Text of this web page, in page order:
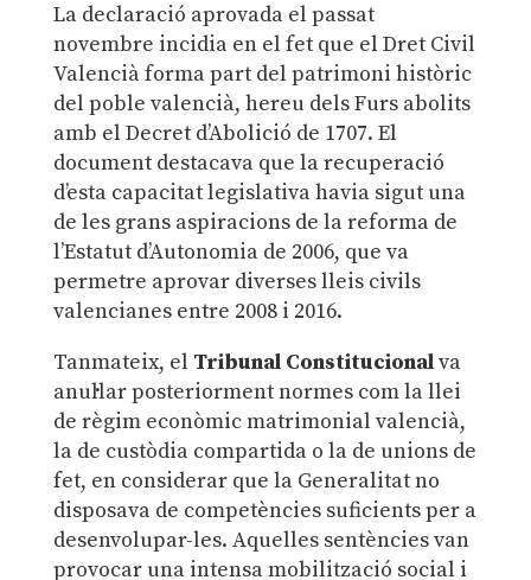
La declaració aprovada el passat
novembre incidia en el fet que el Dret Civil
Valencià forma part del patrimoni històric
del poble valencià, hereu dels Furs abolits
amb el Decret d’Abolició de 1707. El
document destacava que la recuperació
d’esta capacitat legislativa havia sigut una
de les grans aspiracions de la reforma de
l’Estatut d’Autonomia de 2006, que va
permetre aprovar diverses lleis civils
valencianes entre 2008 i 2016.
Tanmateix, el Tribunal Constitucionalva
anul·lar posteriorment normes com la llei
de règim econòmic matrimonial valencià,
la de custòdia compartida o la de unions de
fet, en considerar que la Generalitat no
disposava de competències suficients per a
desenvolupar-les. Aquelles sentències van
provocar una intensa mobilització social i